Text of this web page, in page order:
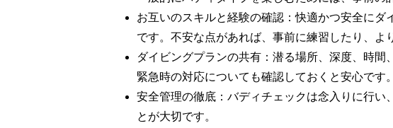
お互いのスキルと経験の確認：快適かつ安全に
です。不安な点があれば、事前に練習したり、よ
ダイビングプランの共有：潜る場所、深度、時
緊急時の対応についても確認しておくと安心です。
安全管理の徹底：バディチェックは念入りに行い
とが大切です。